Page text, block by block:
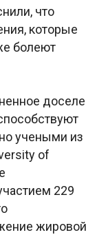
что
которые
болеют
доселе
учеными из
of
229
жировой